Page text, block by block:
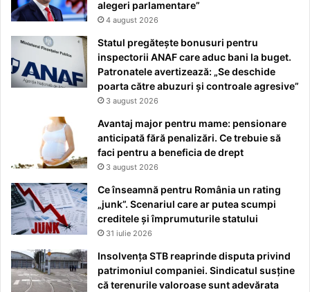
alegeri parlamentare”
4 august 2026
Statul pregătește bonusuri pentru
inspectorii ANAF care aduc bani la buget.
Patronatele avertizează: „Se deschide
poarta către abuzuri și controale agresive”
3 august 2026
Avantaj major pentru mame: pensionare
anticipată fără penalizări. Ce trebuie să
faci pentru a beneficia de drept
3 august 2026
Ce înseamnă pentru România un rating
„junk”. Scenariul care ar putea scumpi
creditele și împrumuturile statului
31 iulie 2026
Insolvența STB reaprinde disputa privind
patrimoniul companiei. Sindicatul susține
că terenurile valoroase sunt adevărata